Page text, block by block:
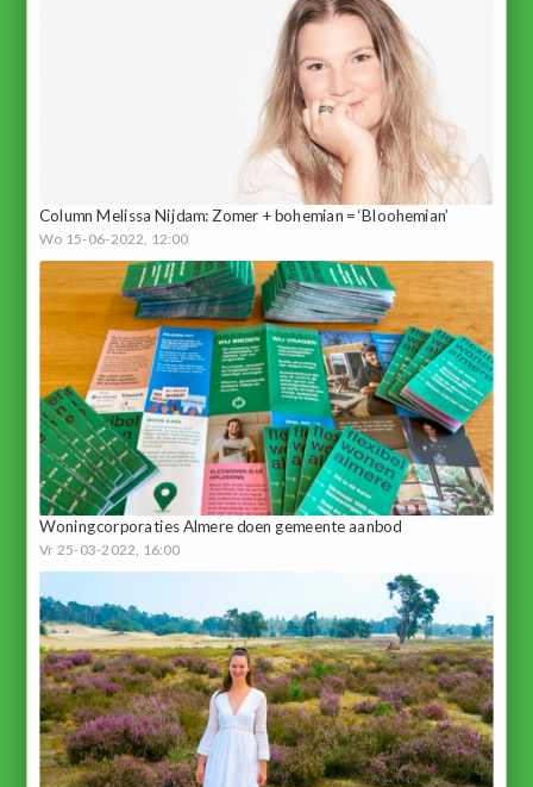
Column Melissa Nijdam: Zomer + bohemian = ‘Bloohemian’
Wo 15-06-2022, 12:00
Woningcorporaties Almere doen gemeente aanbod
Vr 25-03-2022, 16:00